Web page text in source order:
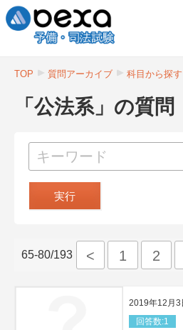
TOP 質問アーカイブ 科目から探
「公法系」の質問
65-80/193 < 1 2
2019年12月3
回答数:1